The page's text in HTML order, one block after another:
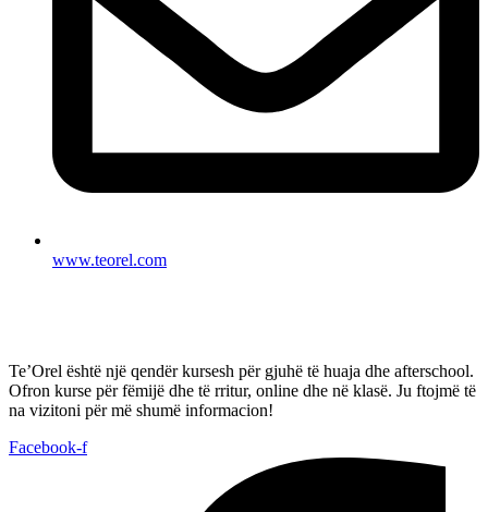
www.teorel.com
Te’Orel është një qendër kursesh për gjuhë të huaja dhe afterschool.
Ofron kurse për fëmijë dhe të rritur, online dhe në klasë. Ju ftojmë të
na vizitoni për më shumë informacion!
Facebook-f